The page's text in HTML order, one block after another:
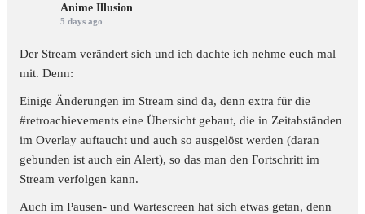
Anime Illusion
5 days ago
Der Stream verändert sich und ich dachte ich nehme euch mal
mit. Denn:
Einige Änderungen im Stream sind da, denn extra für die
#retroachievements eine Übersicht gebaut, die in Zeitabständen
im Overlay auftaucht und auch so ausgelöst werden (daran
gebunden ist auch ein Alert), so das man den Fortschritt im
Stream verfolgen kann.
Auch im Pausen- und Wartescreen hat sich etwas getan, denn